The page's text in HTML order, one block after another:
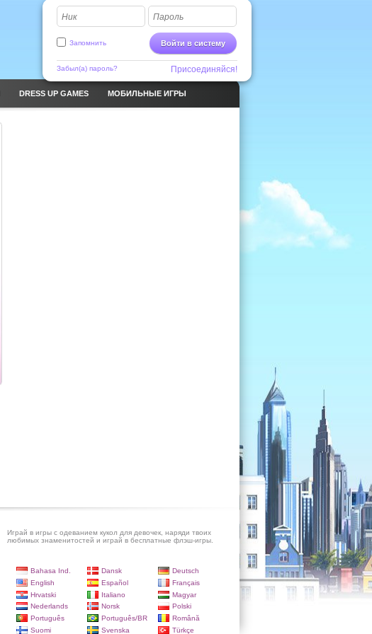
Ник Пароль
Войти в систему
Запомнить
Забыл(а) пароль? Присоединяйся!
DRESS UP GAMES МОБИЛЬНЫЕ ИГРЫ
Играй в игры с одеванием кукол для девочек, наряди твоих
любимых знаменитостей и играй в бесплатные флэш-игры.
Bahasa Ind. Dansk
Deutsch
English
Español
Français
Hrvatski
Italiano
Magyar
Nederlands
Norsk
Polski
Português
Português/BR
Română
Suomi
Svenska Türkçe